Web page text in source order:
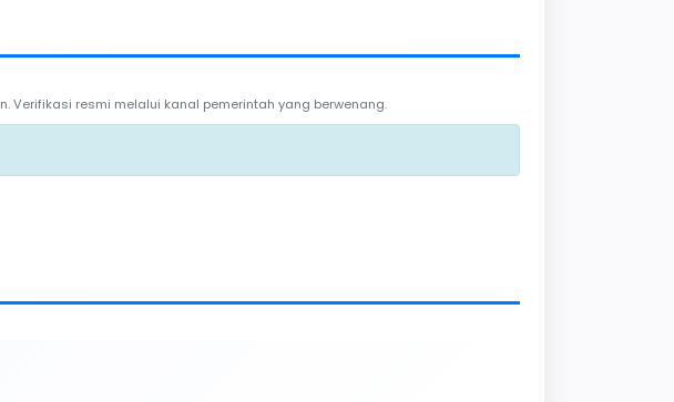
Verifikasi resmi melalui kanal pemerintah yang berwenang.